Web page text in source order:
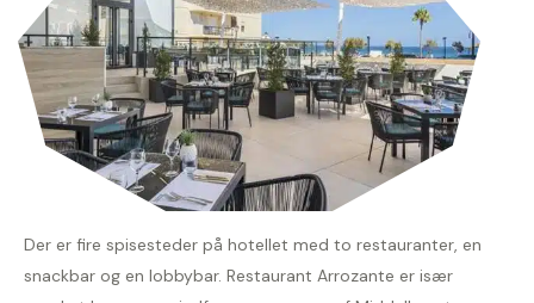
Der er fire spisesteder på hotellet med to restauranter, en
snackbar og en lobbybar. Restaurant Arrozante er især